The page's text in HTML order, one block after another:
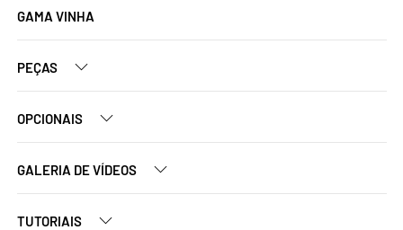
GAMA VINHA
PEÇAS
OPCIONAIS
GALERIA DE VÍDEOS
TUTORIAIS